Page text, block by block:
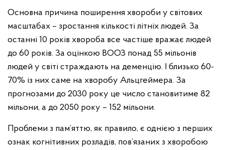
Основна причина поширення хвороби у світових
масштабах – зростання кількості літніх людей. За
останні 10 років хвороба все частіше вражає людей
до 60 років. За оцінкою ВООЗ понад 55 мільонів
людей у світі страждають на деменцію. І близько 60-
70% із них саме на хворобу Альцгеймера. За
прогнозами до 2030 року це число становитиме 82
мільони, а до 2050 року – 152 мільони.
Проблеми з пам’яттю, як правило, є однією з перших
ознак когнітивних розладів, пов’язаних з хворобою